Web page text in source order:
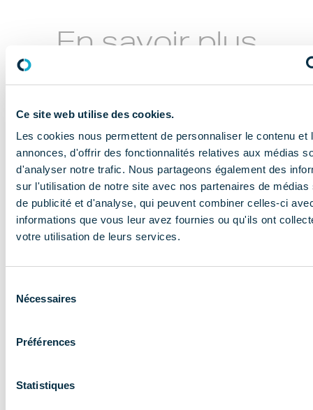
Ce site web utilise des cookies.
Les cookies nous permettent de personnaliser le contenu et
annonces, d'offrir des fonctionnalités relatives aux médias
d'analyser notre trafic. Nous partageons également des
sur l'utilisation de notre site avec nos partenaires de médias
de publicité et d'analyse, qui peuvent combiner celles-ci
informations que vous leur avez fournies ou qu'ils ont
votre utilisation de leurs services.
Nécessaires
Préférences
Statistiques
En savoir plus
NOS MISSIONS
Le COMIDENT
apporte son
entreprises et
les accompagne